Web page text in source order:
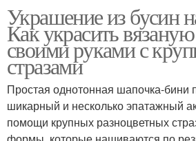
Украшение из бусин
Как украсить
своими руками с
стразами
Простая однотонная шапочка-бини
шикарный и несколько эпатажный
помощи крупных разноцветных